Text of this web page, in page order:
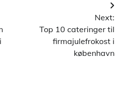
Next:
Top 10 cateringer til
firmajulefrokost i
københavn